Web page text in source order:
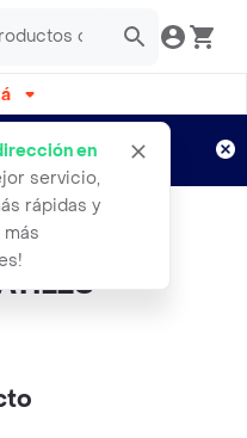
en
servicio,
rápidas y
Aplican TyC
HDMI +